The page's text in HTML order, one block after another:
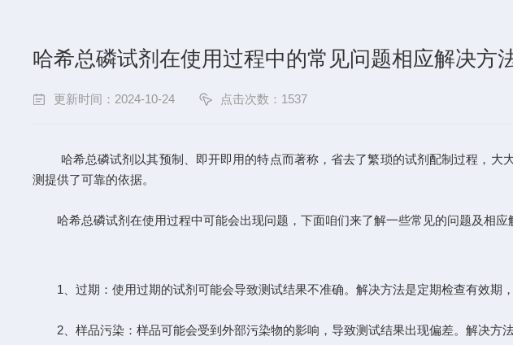
哈希总磷试剂在使用过程中的常见问题相应解决方
更新时间：2024-10-24 点击次数：1537
哈希总磷试剂以其预制、即开即用的特点而著称，省去了繁琐的试剂配制过程，大
测提供了可靠的依据。
哈希总磷试剂在使用过程中可能会出现问题，下面咱们来了解一些常见的问题及相应
1、过期：使用过期的试剂可能会导致测试结果不准确。解决方法是定期检查有效期，
2、样品污染：样品可能会受到外部污染物的影响，导致测试结果出现偏差。解决方